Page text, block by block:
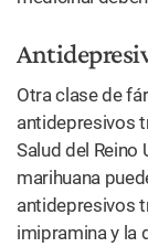
Otra clase de
antidepresivos
Salud del Reino
marihuana
antidepresivos
imipramina y la